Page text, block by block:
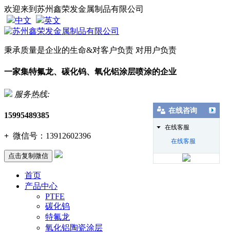
欢迎来到苏州鑫荣发金属制品有限公司
中文
英文
秉承质量是企业的生命&对客户负责 对用户负责
一家集特氟龙、碳化钨、氧化铝涂层喷涂的企业
服务热线:
15995489385
+ 微信号： 13912602396
点击复制微信
首页
产品中心
PTFE
碳化钨
特氟龙
氧化铝陶瓷涂层
在线咨询
在线客服
在线客服